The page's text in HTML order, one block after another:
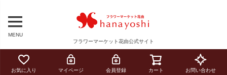
MENU
フラワーマーケット花由公式サイト
お気に入り マイページ 会員登録 カート お問い合わせ